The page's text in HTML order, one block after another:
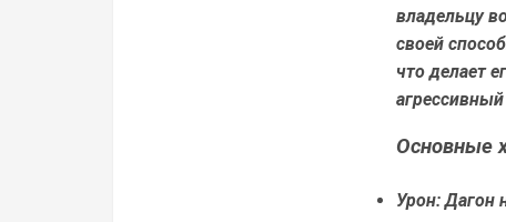
владельцу
своей
что делает
Основные
Урон:Дагон